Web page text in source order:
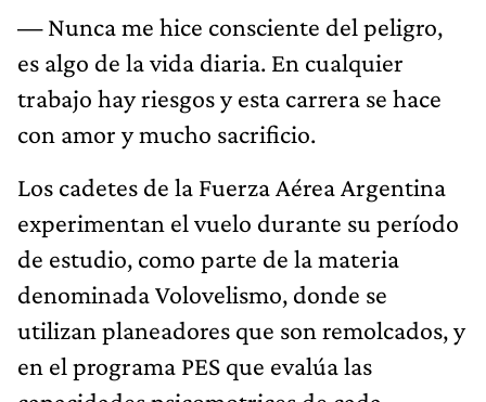
—Nunca me hice consciente del peligro,
es algo de la vida diaria. En cualquier
trabajo hay riesgos y esta carrera se hace
con amor y mucho sacrificio.
Los cadetes de la Fuerza Aérea Argentina
experimentan el vuelo durante su período
de estudio, como parte de la materia
denominada Volovelismo, donde se
utilizan planeadores que son remolcados, y
en el programa PES que evalúa las